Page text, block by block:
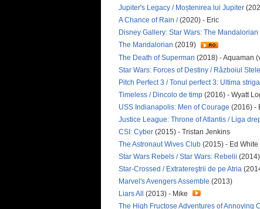
Jupiter's Legacy / Moștenirea lui Jupiter
A Chance of Rain /(2020) - Eric
Disney Gallery: Star Wars: The Mandalorian
The Mandalorian (2019)
The Death of Superman (2018) - Aquaman
Star Wars: Forces of Destiny / Războiul
Pitch Perfect 3 / Tonul perfect 3: Ultima
Timeless / Dincolo de timp (2016) - Wyatt
USS Indianapolis: Men of Courage (2016) -
Justice League: Throne of Atlantis / Liga
CSI: Cyber (2015) - Tristan Jenkins
The Astronaut Wives Club (2015) - Ed White
Star Wars Rebels / Star Wars: Rebelii
Star-Crossed / Extratereştrii de pe Atria
Marvel's Avengers Assemble (2013)
Liars All (2013) - Mike
The High Fructose Adventures of Annoying